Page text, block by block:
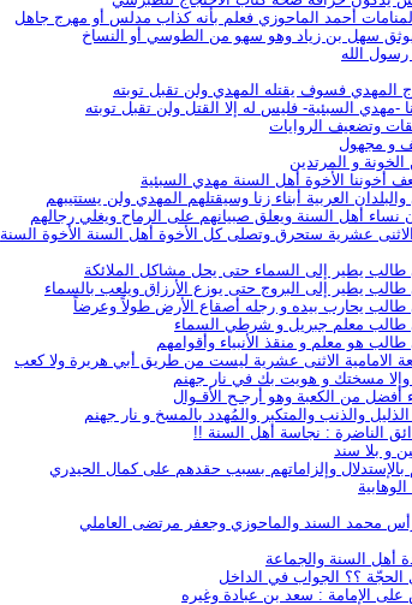
أحمد الماحوزي فعلم بأنه كذاب مدلس أو مهرج جاهل
سهل بن زياد وهو سهو من الطوسي أو النساخ
الله
المهدي فسوف يقتله المهدي ولن تقبل توبته
السبئية- فليس له إلا القتل ولن تقبل توبته
وتضعيف الروايات
و مجهول
و المرتدين
أخوننا الأخوة أهل السنة مهدي السبئية
العربية أبناء زنا وسيقتلهم المهدي ولن يستتيبهم
نساء أهل السنة ويعلق صبيانهم على الرماح ويغلي رجالهم
عشرية ستحرق وتصلى كل الأخوة أهل السنة الأخوة السنة
الامامية الاثنى عشرية ليست من طريق أبي هريرة ولا كعب
وإلا مسختك و هويت بك في نار جهنم‌
أفضل من الكعبة وهو أرجـح الأقـوال
والذنب والمتكبر والمُهدد بالمسخ و نار جهنم
الناضرة : نجاسة أهل السنة !!
و بلا سند
وإلزاماتهم بسبب حقدهم على كمال الحيدري
محمد السند والماحوزي وجعفر مرتضى العاملي
أهل السنة والجماعة
الحجّة ؟؟ الجواب في الداخل
على الإمامة : سعد بن عبادة وغيره